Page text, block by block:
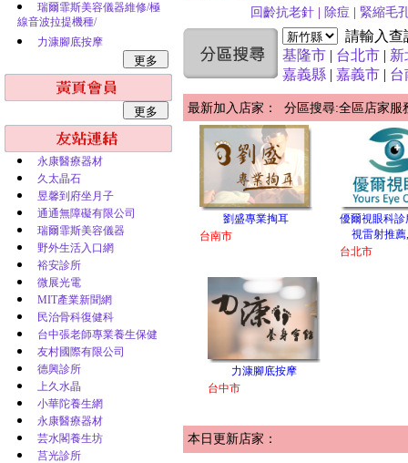
瑞爾霏斯美容儀器維修/極
線音波拉提機種/
力漮腳底按摩
永康醫療器材
久太晶石
昱馨到府坐月子
通通無障礙有限公司
瑞爾霏斯美容儀器
野外生活入口網
裕安診所
微展光電
MIT產業新聞網
民治骨科復健科
台中張老師專業養生保健
友村國際有限公司
德興診所
上久水晶
小華陀養生網
永康醫療器材
芸水閣養生坊
莒光診所
回齡抗老針
除痘 緊縮毛
請輸入
基隆市 | 台北市 | 新
嘉義縣 | 嘉義市 | 台
最新加入店家： 分區搜尋:全區店家服
劉盛專業掏耳
台南市
優爾視眼科
視雷射推
台北市
力漮腳底按摩
台中市
本日更新店家：